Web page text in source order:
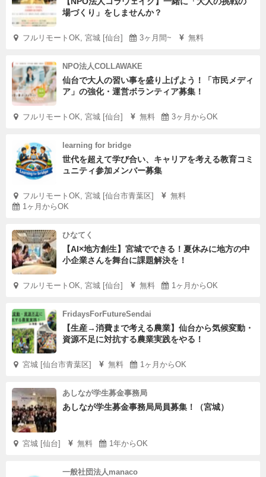
場づくり」をしませんか？
フルリモートOK, 宮城 [仙台] 3ヶ月間~ 無料
NPO法人COLLAWAKE
仙台で大人の習い事を盛り上げよう！「市民メディ
ア」の強化・運営ボランティア募集！
フルリモートOK, 宮城 [仙台] 無料 3ヶ月からOK
learning for bridge
世代を超えて学び合い、キャリアを考える教育コミ
ュニティ参加メンバー募集
フルリモートOK, 宮城 [仙台市青葉区]
無料
1ヶ月からOK
ひなてく
【AI×地方創生】宮城でできる！夏休みに地方の中
小企業さんを舞台に課題解決を！
フルリモートOK, 宮城 [仙台] 無料 1ヶ月からOK
FridaysForFutureSendai
【生産→消費まで考える農業】仙台から気候変動・
資源不足に対抗する農業実践をやる！
宮城 [仙台市青葉区] 無料 1ヶ月からOK
あしなが学生募金事務局
あしなが学生募金事務局局員募集！（宮城）
宮城 [仙台] 無料 1年からOK
一般社団法人manaco